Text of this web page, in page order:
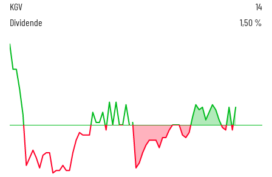
KGV
14
Dividende
1,50 %